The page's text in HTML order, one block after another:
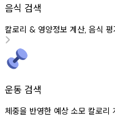
음식 검색
칼로리 & 영양정보 계산, 음식
운동 검색
체중을 반영한 예상 소모 칼로리